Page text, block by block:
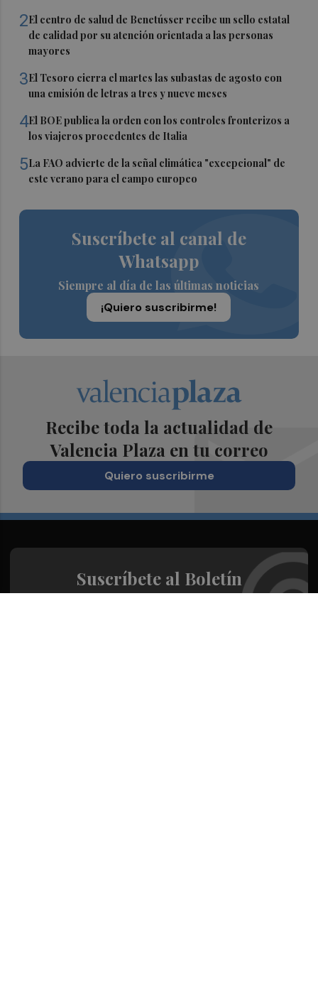
2El centro de salud de Benetússer recibe un sello estatal
de calidad por su atención orientada a las personas
mayores
3El Tesoro cierra el martes las subastas de agosto con
una emisión de letras a tres y nueve meses
4El BOE publica la orden con los controles fronterizos a
los viajeros procedentes de Italia
5La FAO advierte de la señal climática "excepcional" de
este verano para el campo europeo
Suscríbete al canal de
Whatsapp
Siempre al día de las últimas noticias
¡Quiero suscribirme!
Recibe toda la actualidad de
Valencia Plaza en tu correo
Quiero suscribirme
Suscríbete al Boletín